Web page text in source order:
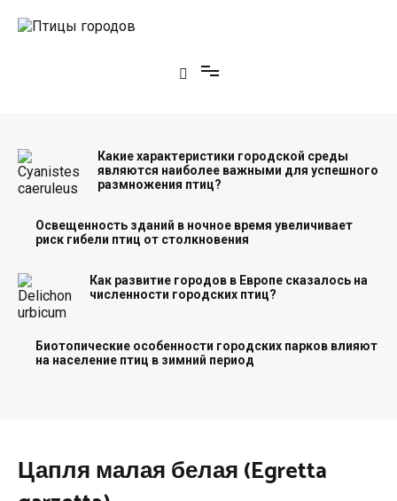
Какие характеристики городской среды
являются наиболее важными для успешного
размножения птиц?
Освещенность зданий в ночное время увеличивает
риск гибели птиц от столкновения
Как развитие городов в Европе сказалось на
численности городских птиц?
Биотопические особенности городских парков влияют
на население птиц в зимний период
Цапля малая белая (Egretta